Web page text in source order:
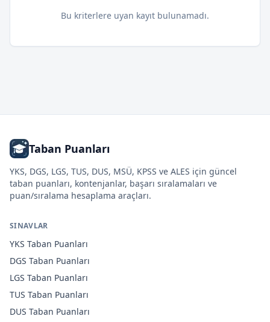
Bu kriterlere uyan kayıt bulunamadı.
Taban Puanları
YKS, DGS, LGS, TUS, DUS, MSÜ, KPSS ve ALES için güncel
taban puanları, kontenjanlar, başarı sıralamaları ve
puan/sıralama hesaplama araçları.
SINAVLAR
YKS Taban Puanları
DGS Taban Puanları
LGS Taban Puanları
TUS Taban Puanları
DUS Taban Puanları